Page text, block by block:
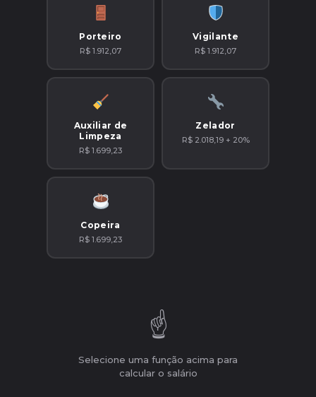
Porteiro
R$ 1.912,07
Vigilante
R$ 1.912,07
Auxiliar de
Limpeza
R$ 1.699,23
Zelador
R$ 2.018,19 + 20%
Copeira
R$ 1.699,23
☝️
Selecione uma função acima para
calcular o salário